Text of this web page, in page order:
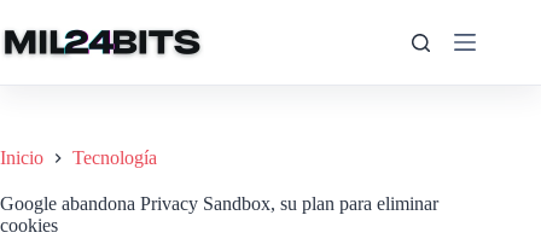
al
contenido
Inicio Tecnología
Google abandona Privacy Sandbox, su plan para eliminar
cookies